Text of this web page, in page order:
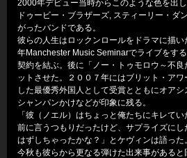
2000年デビュー当時からこのような色を出
ドゥービー・ブラザーズ, スティーリー・ダ
がったバンドである。
彼らの人生はロックンロールをドラマに描
年Manchester Music Seminarでライブをす
契約を結ぶ。後に「ノー・トゥモロウ～不
ットさせた。２００７年にはブリット・ア
した最優秀外国人として受賞とともにオア
シャンパンかけなどが印象に残る。
「彼（ノエル）はちょっと俺たちにキレて
前に言うつもりだったけど、サプライズに
はずしちゃったかな？」とケヴィンは語った。
今秋も彼らから更なる弾けた出来事がある